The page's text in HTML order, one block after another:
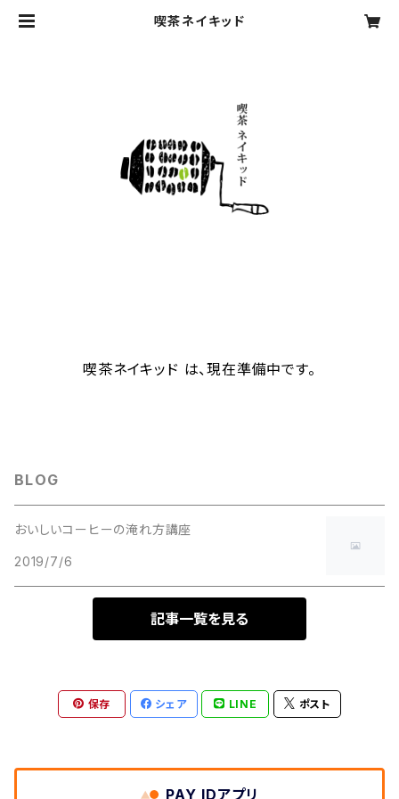
喫茶ネイキッド
喫茶ネイキッド は、現在準備中です。
BLOG
おいしいコーヒーの淹れ方講座
2019/7/6
記事一覧を見る
保存 シェア LINE ポスト
PAY IDアプリ